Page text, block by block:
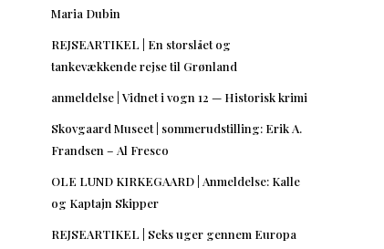
Maria Dubin
REJSEARTIKEL | En storslået og
tankevækkende rejse til Grønland
anmeldelse | Vidnet i vogn 12 — Historisk krimi
Skovgaard Museet | sommerudstilling: Erik A.
Frandsen – Al Fresco
OLE LUND KIRKEGAARD | Anmeldelse: Kalle
og Kaptajn Skipper
REJSEARTIKEL | Seks uger gennem Europa